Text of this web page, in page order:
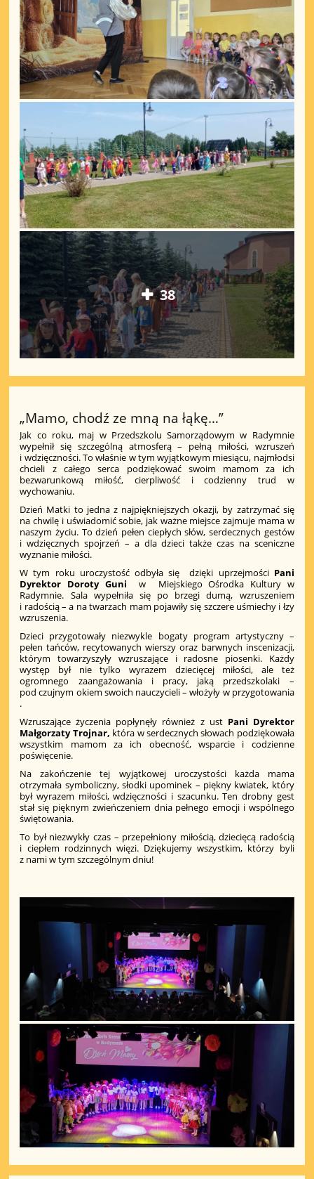
38
„Mamo, chodź ze mną na łąkę…”
Jak co roku, maj w Przedszkolu Samorządowym w Radymnie
wypełnił się szczególną atmosferą – pełną miłości, wzruszeń
i wdzięczności. To właśnie w tym wyjątkowym miesiącu, najmłodsi
chcieli z całego serca podziękować swoim mamom za ich
bezwarunkową miłość, cierpliwość i codzienny trud w
wychowaniu.
Dzień Matki to jedna z najpiękniejszych okazji, by zatrzymać się
na chwilę i uświadomić sobie, jak ważne miejsce zajmuje mama w
naszym życiu. To dzień pełen ciepłych słów, serdecznych gestów
i wdzięcznych spojrzeń – a dla dzieci także czas na sceniczne
wyznanie miłości.
W tym roku uroczystość odbyła się dzięki uprzejmości Pani
Dyrektor Doroty Guni w Miejskiego Ośrodka Kultury w
Radymnie. Sala wypełniła się po brzegi dumą, wzruszeniem
i radością – a na twarzach mam pojawiły się szczere uśmiechy i łzy
wzruszenia.
Dzieci przygotowały niezwykle bogaty program artystyczny –
pełen tańców, recytowanych wierszy oraz barwnych inscenizacji,
którym towarzyszyły wzruszające i radosne piosenki. Każdy
występ był nie tylko wyrazem dziecięcej miłości, ale też
ogromnego zaangażowania i pracy, jaką przedszkolaki –
pod czujnym okiem swoich nauczycieli – włożyły w przygotowania
.
Wzruszające życzenia popłynęły również z ust Pani Dyrektor
Małgorzaty Trojnar, która w serdecznych słowach podziękowała
wszystkim mamom za ich obecność, wsparcie i codzienne
poświęcenie.
Na zakończenie tej wyjątkowej uroczystości każda mama
otrzymała symboliczny, słodki upominek – piękny kwiatek, który
był wyrazem miłości, wdzięczności i szacunku. Ten drobny gest
stał się pięknym zwieńczeniem dnia pełnego emocji i wspólnego
świętowania.
To był niezwykły czas – przepełniony miłością, dziecięcą radością
i ciepłem rodzinnych więzi. Dziękujemy wszystkim, którzy byli
z nami w tym szczególnym dniu!